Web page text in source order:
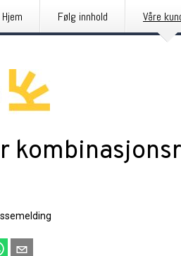
Hjem Følg innhold Våre